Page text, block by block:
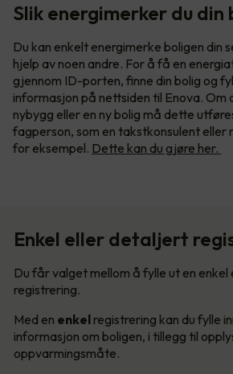
Slik energimerker du din
Du kan enkelt energimerke boligen din
hjelp av noen andre. For å få en
gjennom ID-porten, finne din bolig og
informasjon på nettsiden til Enova. Om
nybygg eller en ny bolig må dette
fagperson, som en takstkonsulent eller
for eksempel. Dette kan du gjøre her.
Enkel eller detaljert
Du får valget mellom å fylle ut en
registrering.
Med en enkel registrering kan du fylle
informasjon om boligen, i tillegg til
oppvarmingsmåte.